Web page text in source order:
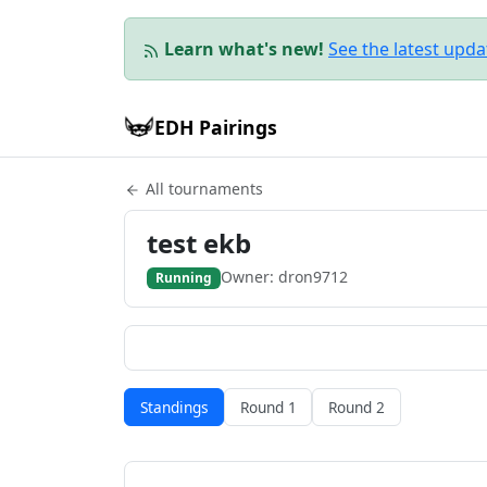
Learn what's new! See the latest
EDH Pairings
All tournaments
test ekb
Running Owner: dron9712
Standings Round 1 Round 2